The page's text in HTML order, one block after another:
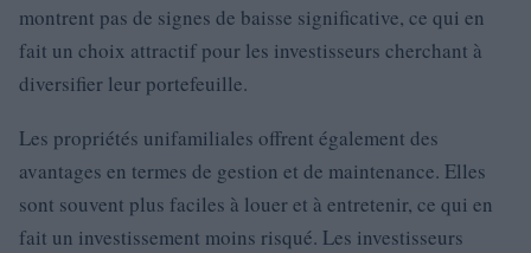
montrent pas de signes de baisse significative, ce qui en
fait un choix attractif pour les investisseurs cherchant à
diversifier leur portefeuille.
Les propriétés unifamiliales offrent également des
avantages en termes de gestion et de maintenance. Elles
sont souvent plus faciles à louer et à entretenir, ce qui en
fait un investissement moins risqué. Les investisseurs